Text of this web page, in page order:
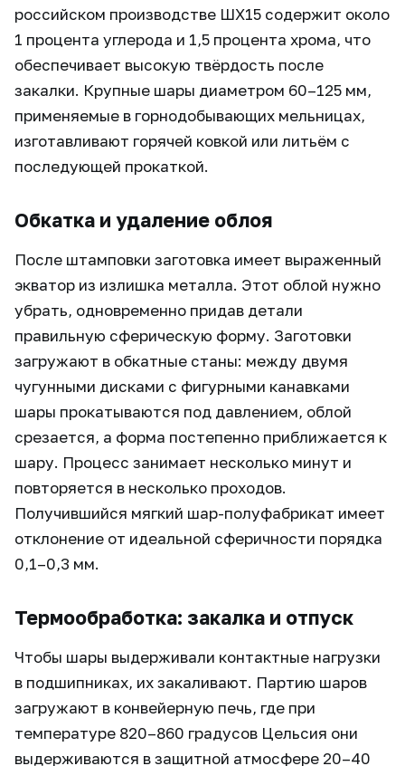
российском производстве ШХ15 содержит около
1 процента углерода и 1,5 процента хрома, что
обеспечивает высокую твёрдость после
закалки. Крупные шары диаметром 60–125 мм,
применяемые в горнодобывающих мельницах,
изготавливают горячей ковкой или литьём с
последующей прокаткой.
Обкатка и удаление облоя
После штамповки заготовка имеет выраженный
экватор из излишка металла. Этот облой нужно
убрать, одновременно придав детали
правильную сферическую форму. Заготовки
загружают в обкатные станы: между двумя
чугунными дисками с фигурными канавками
шары прокатываются под давлением, облой
срезается, а форма постепенно приближается к
шару. Процесс занимает несколько минут и
повторяется в несколько проходов.
Получившийся мягкий шар-полуфабрикат имеет
отклонение от идеальной сферичности порядка
0,1–0,3 мм.
Термообработка: закалка и отпуск
Чтобы шары выдерживали контактные нагрузки
в подшипниках, их закаливают. Партию шаров
загружают в конвейерную печь, где при
температуре 820–860 градусов Цельсия они
выдерживаются в защитной атмосфере 20–40